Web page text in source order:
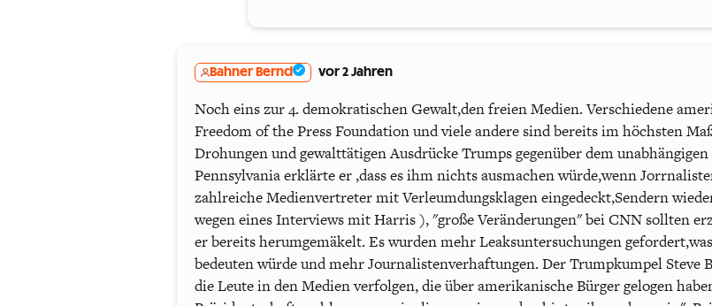
Bahner Bernd vor 2 Jahren
Noch eins zur 4. demokratischen Gewalt,den freien Medien. Verschiedene
Freedom of the Press Foundation und viele andere sind bereits im höchsten
Drohungen und gewalttätigen Ausdrücke Trumps gegenüber dem
Pennsylvania erklärte er ,dass es ihm nichts ausmachen würde,wenn
zahlreiche Medienvertreter mit Verleumdungsklagen eingedeckt,Sendern
wegen eines Interviews mit Harris ), "große Veränderungen" bei CNN sollten
er bereits herumgemäkelt. Es wurden mehr Leaksuntersuchungen
bedeuten würde und mehr Journalistenverhaftungen. Der Trumpkumpel Steve
die Leute in den Medien verfolgen, die über amerikanische Bürger gelogen